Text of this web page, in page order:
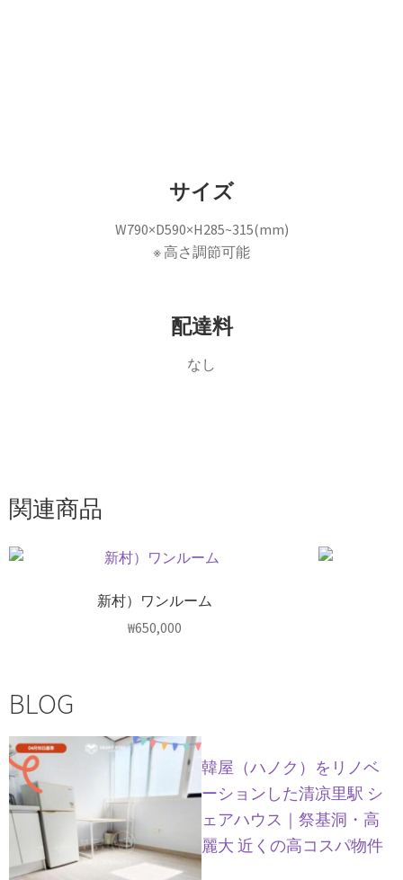
サイズ
W790×D590×H285~315(mm)
※ 高さ調節可能
配達料
なし
関連商品
新村）ワンルーム
₩650,000
BLOG
韓屋（ハノク）をリノベ
ーションした清凉里駅 シ
ェアハウス｜祭基洞・高
麗大 近くの高コスパ物件